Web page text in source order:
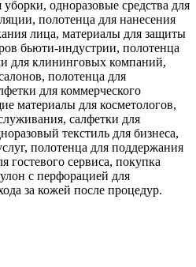
одноразовые средства для
полотенца для нанесения
лица, материалы для защиты
бьюти-индустрии, полотенца
для клининговых компаний,
полотенца для
для коммерческого
материалы для косметологов,
салфетки для
текстиль для бизнеса,
полотенца для поддержания
гостевого сервиса, покупка
с перфорацией для
за кожей после процедур.